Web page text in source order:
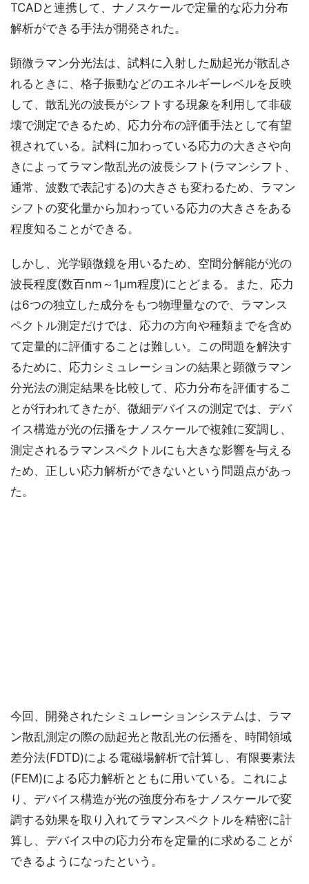
TCADと連携して、ナノスケールで定量的な応力分布
解析ができる手法が開発された。
顕微ラマン分光法は、試料に入射した励起光が散乱さ
れるときに、格子振動などのエネルギーレベルを反映
して、散乱光の波長がシフトする現象を利用して非破
壊で測定できるため、応力分布の評価手法として有望
視されている。試料に加わっている応力の大きさや向
きによってラマン散乱光の波長シフト(ラマンシフト、
通常、波数で表記する)の大きさも変わるため、ラマン
シフトの変化量から加わっている応力の大きさをある
程度知ることができる。
しかし、光学顕微鏡を用いるため、空間分解能が光の
波長程度(数百nm～1μm程度)にとどまる。また、応力
は6つの独立した成分をもつ物理量なので、ラマンス
ペクトル測定だけでは、応力の方向や種類までを含め
て定量的に評価することは難しい。この問題を解決す
るために、応力シミュレーションの結果と顕微ラマン
分光法の測定結果を比較して、応力分布を評価するこ
とが行われてきたが、微細デバイスの測定では、デバ
イス構造が光の伝播をナノスケールで複雑に変調し、
測定されるラマンスペクトルにも大きな影響を与える
ため、正しい応力解析ができないという問題点があっ
た。
今回、開発されたシミュレーションシステムは、ラマ
ン散乱測定の際の励起光と散乱光の伝播を、時間領域
差分法(FDTD)による電磁場解析で計算し、有限要素法
(FEM)による応力解析とともに用いている。これによ
り、デバイス構造が光の強度分布をナノスケールで変
調する効果を取り入れてラマンスペクトルを精密に計
算し、デバイス中の応力分布を定量的に求めることが
できるようになったという。